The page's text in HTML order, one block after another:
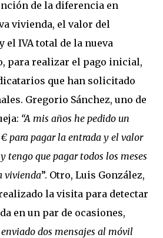
de la diferencia en
vivienda, el valor del
el IVA total de la nueva
para realizar el pago inicial,
que han solicitado
Gregorio Sánchez, uno de
“A mis años he pedido un
para pagar la entrada y el valor
tengo que pagar todos los meses
vivienda”. Otro, Luis González,
la visita para detectar
en un par de ocasiones,
enviado dos mensajes al móvil